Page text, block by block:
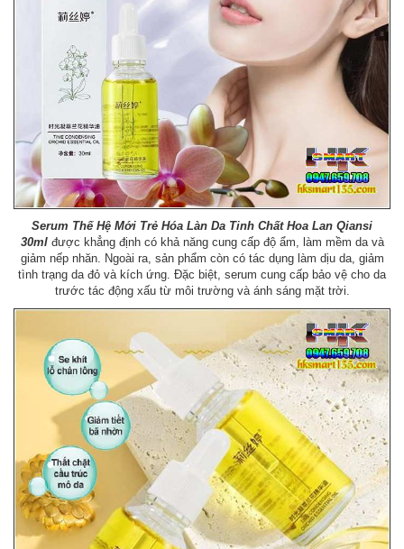
Serum Thế Hệ Mới Trẻ Hóa Làn Da Tinh Chất Hoa Lan Qiansi
30ml được khẳng định có khả năng cung cấp độ ẩm, làm mềm da và
giảm nếp nhăn. Ngoài ra, sản phẩm còn có tác dụng làm dịu da, giảm
tình trạng da đỏ và kích ứng. Đặc biệt, serum cung cấp bảo vệ cho da
trước tác động xấu từ môi trường và ánh sáng mặt trời.